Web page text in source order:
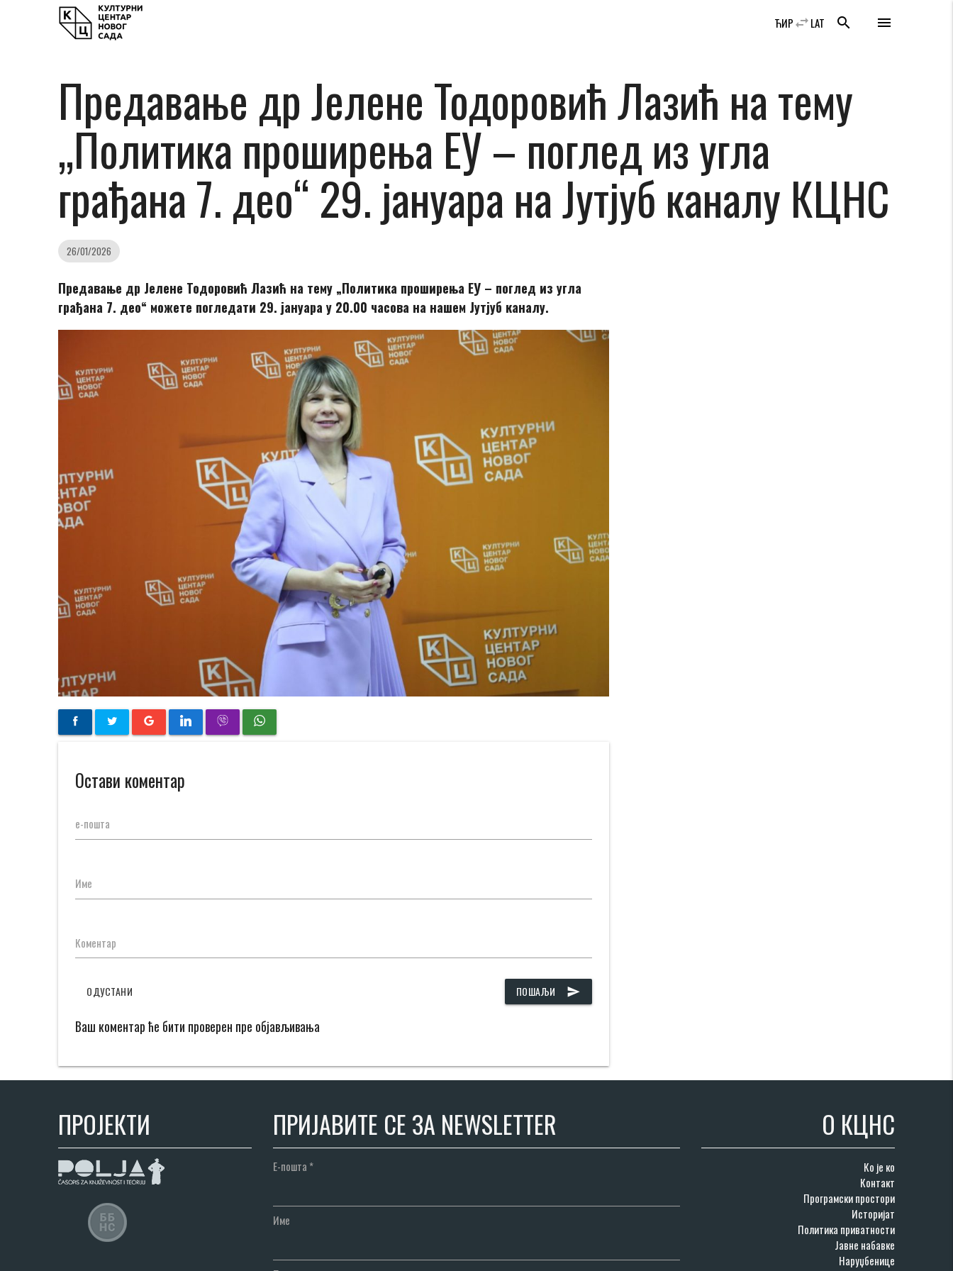
menu
search
LAT
swap_horiz
ЋИР
Предавање др Јелене Тодоровић Лазић на тему
„Политика проширења ЕУ – поглед из угла
грађана 7. део“ 29. јануара на Јутјуб каналу КЦНС
26/01/2026
Предавање др Јелене Тодоровић Лазић на тему „Политика проширења ЕУ – поглед из угла
грађана 7. део“ можете погледати 29. јануара у 20.00 часова на нашем Јутјуб каналу.
Остави коментар
е-пошта
Име
Коментар
ПОШАЉИ send
ОДУСТАНИ
Ваш коментар ће бити проверен пре објављивања
ПРОЈЕКТИ ПРИЈАВИТЕ СЕ ЗА NEWSLETTER
Е-пошта *
Име
О КЦНС
Ко је ко
Контакт
Програмски простори
Историјат
Политика приватности
Јавне набавке
Наруџбенице